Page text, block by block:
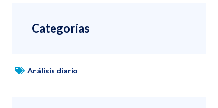
Categorías
Análisis diario